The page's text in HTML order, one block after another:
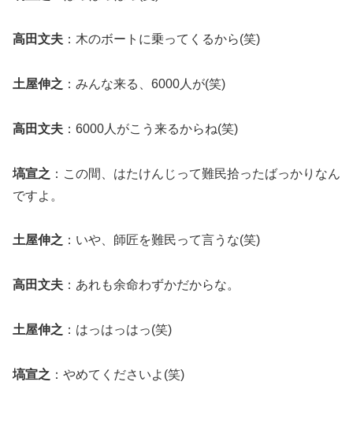
高田文夫 ：木のボートに乗ってくるから(笑)
土屋伸之 ：みんな来る、6000人が(笑)
高田文夫 ：6000人がこう来るからね(笑)
塙宣之 ：この間、はたけんじって難民拾ったばっかりなん
ですよ。
土屋伸之 ：いや、師匠を難民って言うな(笑)
高田文夫 ：あれも余命わずかだからな。
土屋伸之 ：はっはっはっ(笑)
塙宣之 ：やめてくださいよ(笑)